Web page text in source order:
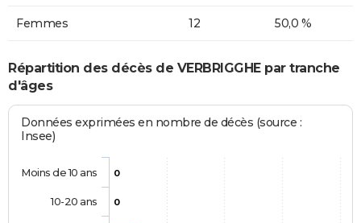
Femmes 12 50,0 %
Répartition des décès de VERBRIGGHE par tranche
d'âges
Données exprimées en nombre de décès (source :
Insee)
0
0
Moins de 10 ans
10-20 ans